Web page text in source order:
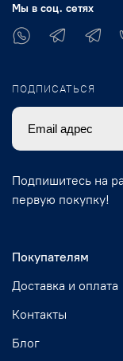
Покупателям
Доставка и оплата
Контакты
Блог
Мы в соц. сетях
ПОДПИСАТЬСЯ
Подпишитесь на
первую покупку!